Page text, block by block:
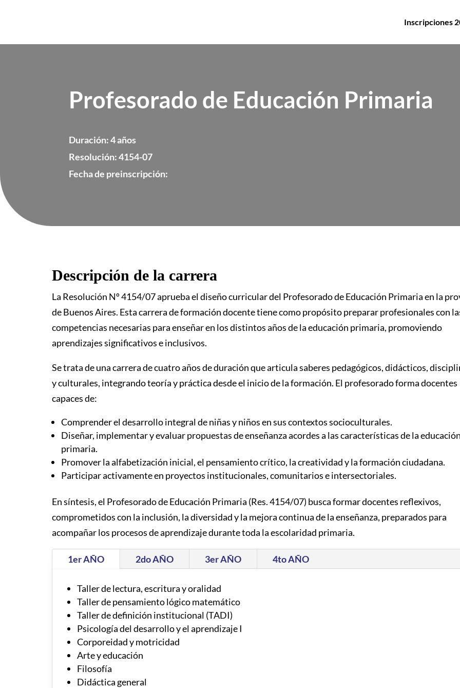
Inscripciones
Profesorado de Educación Primaria
Duración: 4 años
Resolución: 4154-07
Fecha de preinscripción:
Descripción de la carrera
La Resolución Nº 4154/07 aprueba el diseño curricular del Profesorado de Educación Primaria en la
de Buenos Aires. Esta carrera de formación docente tiene como propósito preparar profesionales con
competencias necesarias para enseñar en los distintos años de la educación primaria, promoviendo
aprendizajes significativos e inclusivos.
Se trata de una carrera de cuatro años de duración que articula saberes pedagógicos, didácticos,
y culturales, integrando teoría y práctica desde el inicio de la formación. El profesorado forma docentes
capaces de:
Comprender el desarrollo integral de niñas y niños en sus contextos socioculturales.
Diseñar, implementar y evaluar propuestas de enseñanza acordes a las características de la
primaria.
Promover la alfabetización inicial, el pensamiento crítico, la creatividad y la formación ciudadana.
Participar activamente en proyectos institucionales, comunitarios e intersectoriales.
En síntesis, el Profesorado de Educación Primaria (Res. 4154/07) busca formar docentes reflexivos,
comprometidos con la inclusión, la diversidad y la mejora continua de la enseñanza, preparados para
acompañar los procesos de aprendizaje durante toda la escolaridad primaria.
1er AÑO 2do AÑO 3er AÑO 4to AÑO
Taller de lectura, escritura y oralidad
Taller de pensamiento lógico matemático
Taller de definición institucional (TADI)
Psicología del desarrollo y el aprendizaje I
Corporeidad y motricidad
Arte y educación
Filosofía
Didáctica general